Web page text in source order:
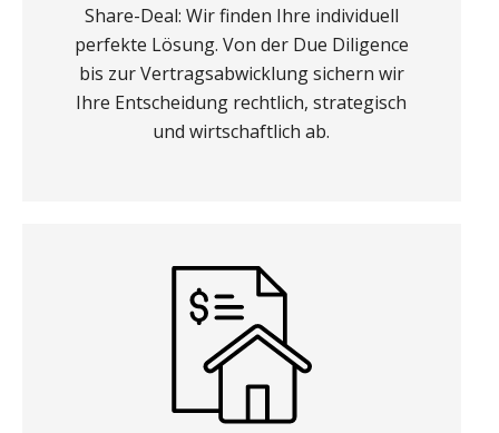
Share-Deal: Wir finden Ihre individuell
perfekte Lösung. Von der Due Diligence
bis zur Vertragsabwicklung sichern wir
Ihre Entscheidung rechtlich, strategisch
und wirtschaftlich ab.